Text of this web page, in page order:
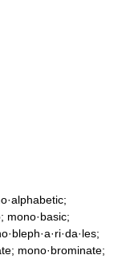
mono·basic;
mono·brominate;